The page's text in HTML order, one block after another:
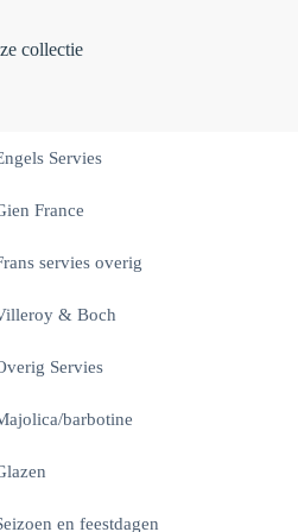
collectie
Servies
France
servies overig
& Boch
Servies
barbotine
en feestdagen